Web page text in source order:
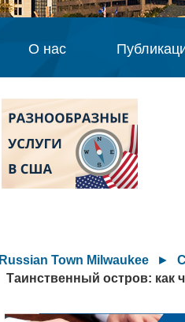
О нас
Russian Town Milwaukee ►
Таинственный остров: как